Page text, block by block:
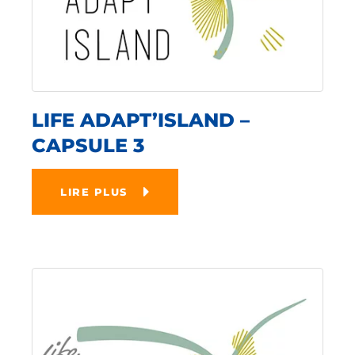
LIFE ADAPT’ISLAND –
CAPSULE 3
LIRE PLUS